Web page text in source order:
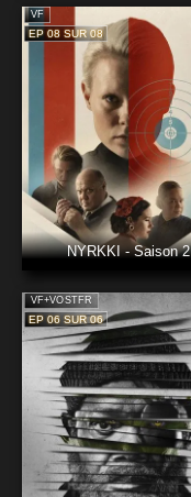
VF
EP 08 SUR 08
NYRKKI - Saison 2
VF+VOSTFR
EP 06 SUR 06